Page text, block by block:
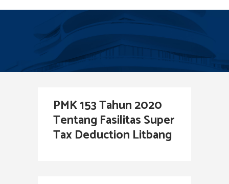
PMK 153 Tahun 2020
Tentang Fasilitas Super
Tax Deduction Litbang